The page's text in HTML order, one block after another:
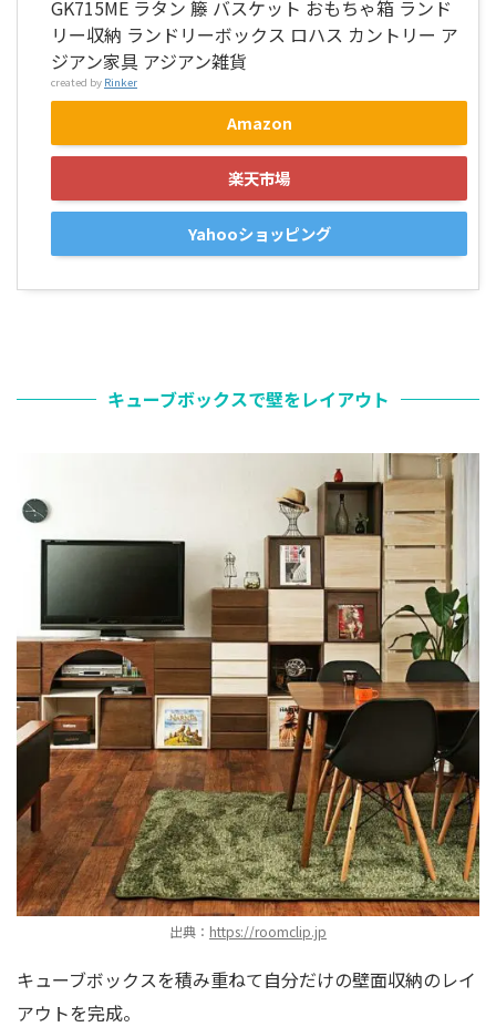
GK715ME ラタン 籐 バスケット おもちゃ箱 ランド
リー収納 ランドリーボックス ロハス カントリー ア
ジアン家具 アジアン雑貨
created by Rinker
Amazon
楽天市場
Yahooショッピング
キューブボックスで壁をレイアウト
出典： https://roomclip.jp
キューブボックスを積み重ねて自分だけの壁面収納のレイ
アウトを完成。